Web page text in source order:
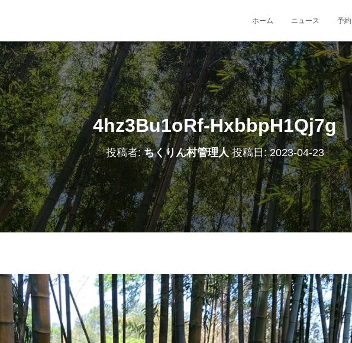
ホーム ニュース 予約
4hz3Bu1oRf-HxbbpH1Qj7g
投稿者:ちくりん村管理人投稿日:2023-04-23